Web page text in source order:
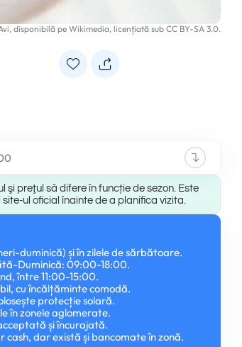
, disponibilă pe Wikimedia, licențiată sub CC BY-SA 3.0.
şi preţul să difere în funcție de sezon. Este
ul oficial înainte de a planifica vizita.
duminică) și în zilele de sărbătoare.
Duminică: 09:00-18:00.
între 11:00-15:00.
cu încălțăminte comodă.
protecție solară.
în zonele aglomerate.
și încurajată.
dar există și bancomate în zonă.